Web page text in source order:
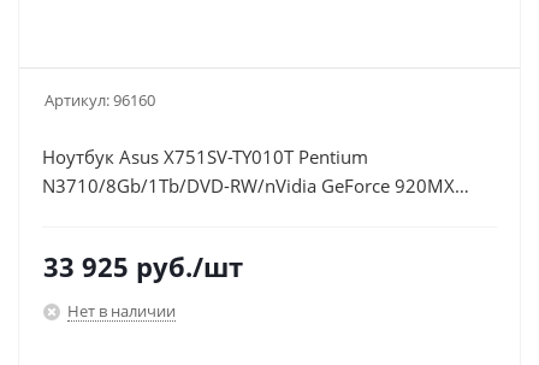
Артикул:96160
Ноутбук Asus X751SV-TY010T Pentium
N3710/8Gb/1Tb/DVD-RW/nVidia GeForce 920MX
33 925 руб./шт
Нет в наличии